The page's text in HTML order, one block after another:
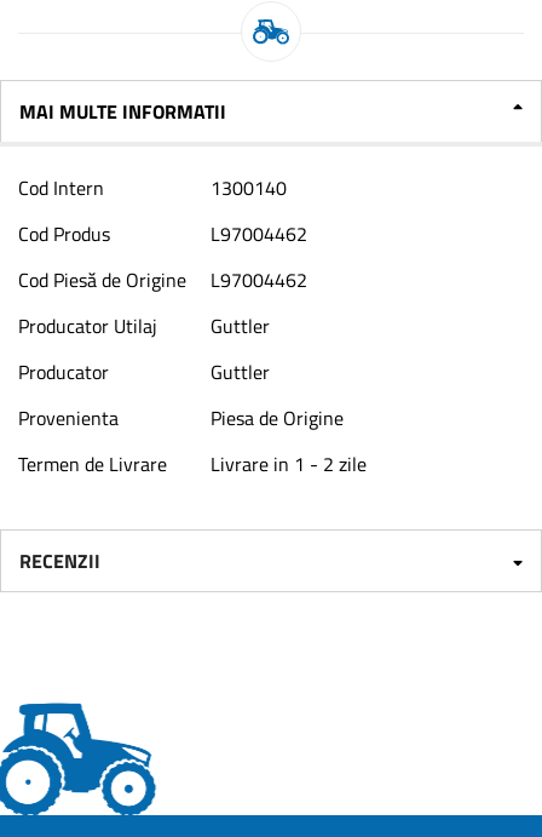
MAI MULTE INFORMATII
Mai
multe
informatii
Cod Intern
1300140
Cod Produs
L97004462
Cod Piesă de Origine
L97004462
Producator Utilaj
Guttler
Producator
Guttler
Provenienta
Piesa de Origine
Termen de Livrare
Livrare in 1 - 2 zile
RECENZII